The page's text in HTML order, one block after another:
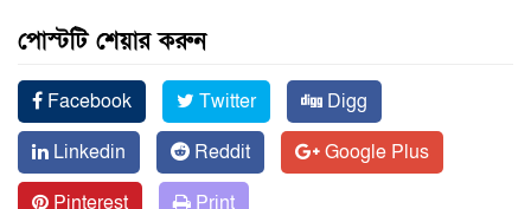
পোস্টটি শেয়ার করুন
Facebook Twitter
Digg
Linkedin
Reddit
Google Plus
Pinterest
Print